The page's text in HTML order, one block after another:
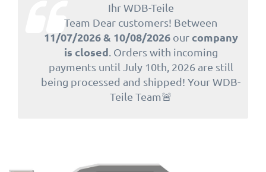
Ihr WDB-Teile
Team Dear customers! Between
11/07/2026 & 10/08/2026our company
is closed . Orders with incoming
payments until July 10th, 2026 are still
being processed and shipped! Your WDB-
Teile Team🚨